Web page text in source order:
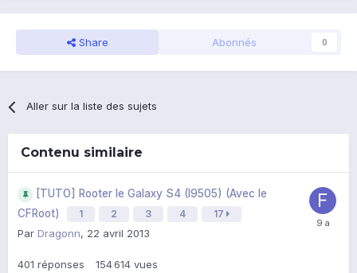
Share Abonnés 0
Aller sur la liste des sujets
Contenu similaire
[TUTO] Rooter le Galaxy S4 (I9505) (Avec le
CFRoot)
1 2 3 4 17
Par Dragonn, 22 avril 2013
401 réponses 154 614 vues